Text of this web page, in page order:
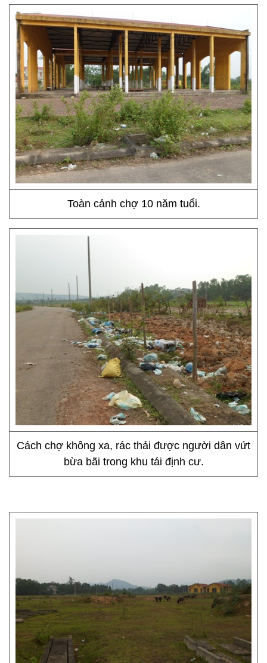
Toàn cảnh chợ 10 năm tuổi.
Cách chợ không xa, rác thải được người dân vứt
bừa bãi trong khu tái định cư.